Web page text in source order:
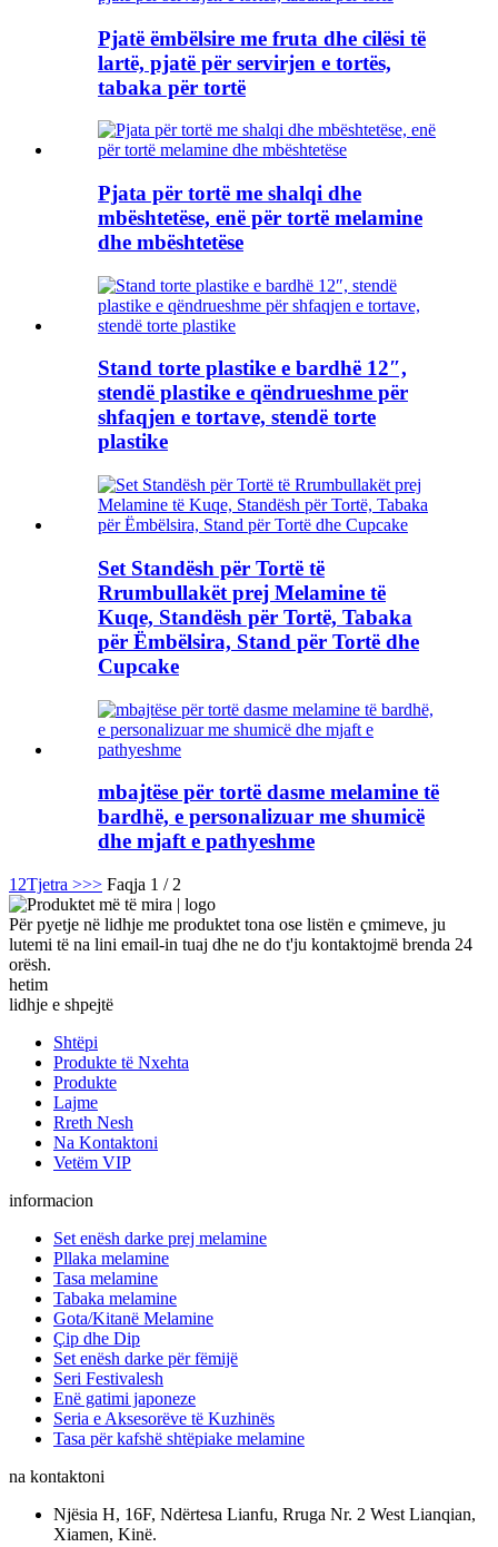
Pjatë ëmbëlsire me fruta dhe cilësi të
lartë, pjatë për servirjen e tortës,
tabaka për tortë
Pjata për tortë me shalqi dhe
mbështetëse, enë për tortë melamine
dhe mbështetëse
Stand torte plastike e bardhë 12″,
stendë plastike e qëndrueshme për
shfaqjen e tortave, stendë torte
plastike
Set Standësh për Tortë të
Rrumbullakët prej Melamine të
Kuqe, Standësh për Tortë, Tabaka
për Ëmbëlsira, Stand për Tortë dhe
Cupcake
mbajtëse për tortë dasme melamine të
bardhë, e personalizuar me shumicë
dhe mjaft e pathyeshme
1 2Tjetra >>> Faqja 1 / 2
Për pyetje në lidhje me produktet tona ose listën e çmimeve, ju
lutemi të na lini email-in tuaj dhe ne do t'ju kontaktojmë brenda 24
orësh.
hetim
lidhje e shpejtë
Shtëpi
Produkte të Nxehta
Produkte
Lajme
Rreth Nesh
Na Kontaktoni
Vetëm VIP
informacion
Set enësh darke prej melamine
Pllaka melamine
Tasa melamine
Tabaka melamine
Gota/Kitanë Melamine
Çip dhe Dip
Set enësh darke për fëmijë
Seri Festivalesh
Enë gatimi japoneze
Seria e Aksesorëve të Kuzhinës
Tasa për kafshë shtëpiake melamine
na kontaktoni
Njësia H, 16F, Ndërtesa Lianfu, Rruga Nr. 2 West Lianqian,
Xiamen, Kinë.